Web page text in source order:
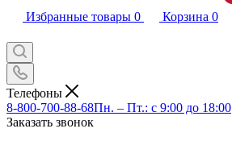
Избранные товары 0 Корзина 0
Телефоны
8-800-700-88-68Пн. – Пт.: с 9:00 до 18:00
Заказать звонок